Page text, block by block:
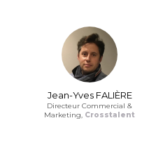
Jean-Yves FALIÈRE
Directeur Commercial &
Marketing, Crosstalent